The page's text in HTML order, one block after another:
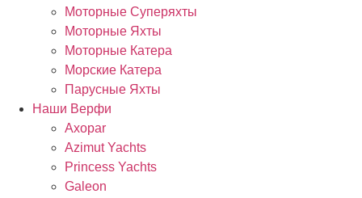
Моторные Суперяхты
Моторные Яхты
Моторные Катера
Морские Катера
Парусные Яхты
Наши Верфи
Axopar
Azimut Yachts
Princess Yachts
Galeon